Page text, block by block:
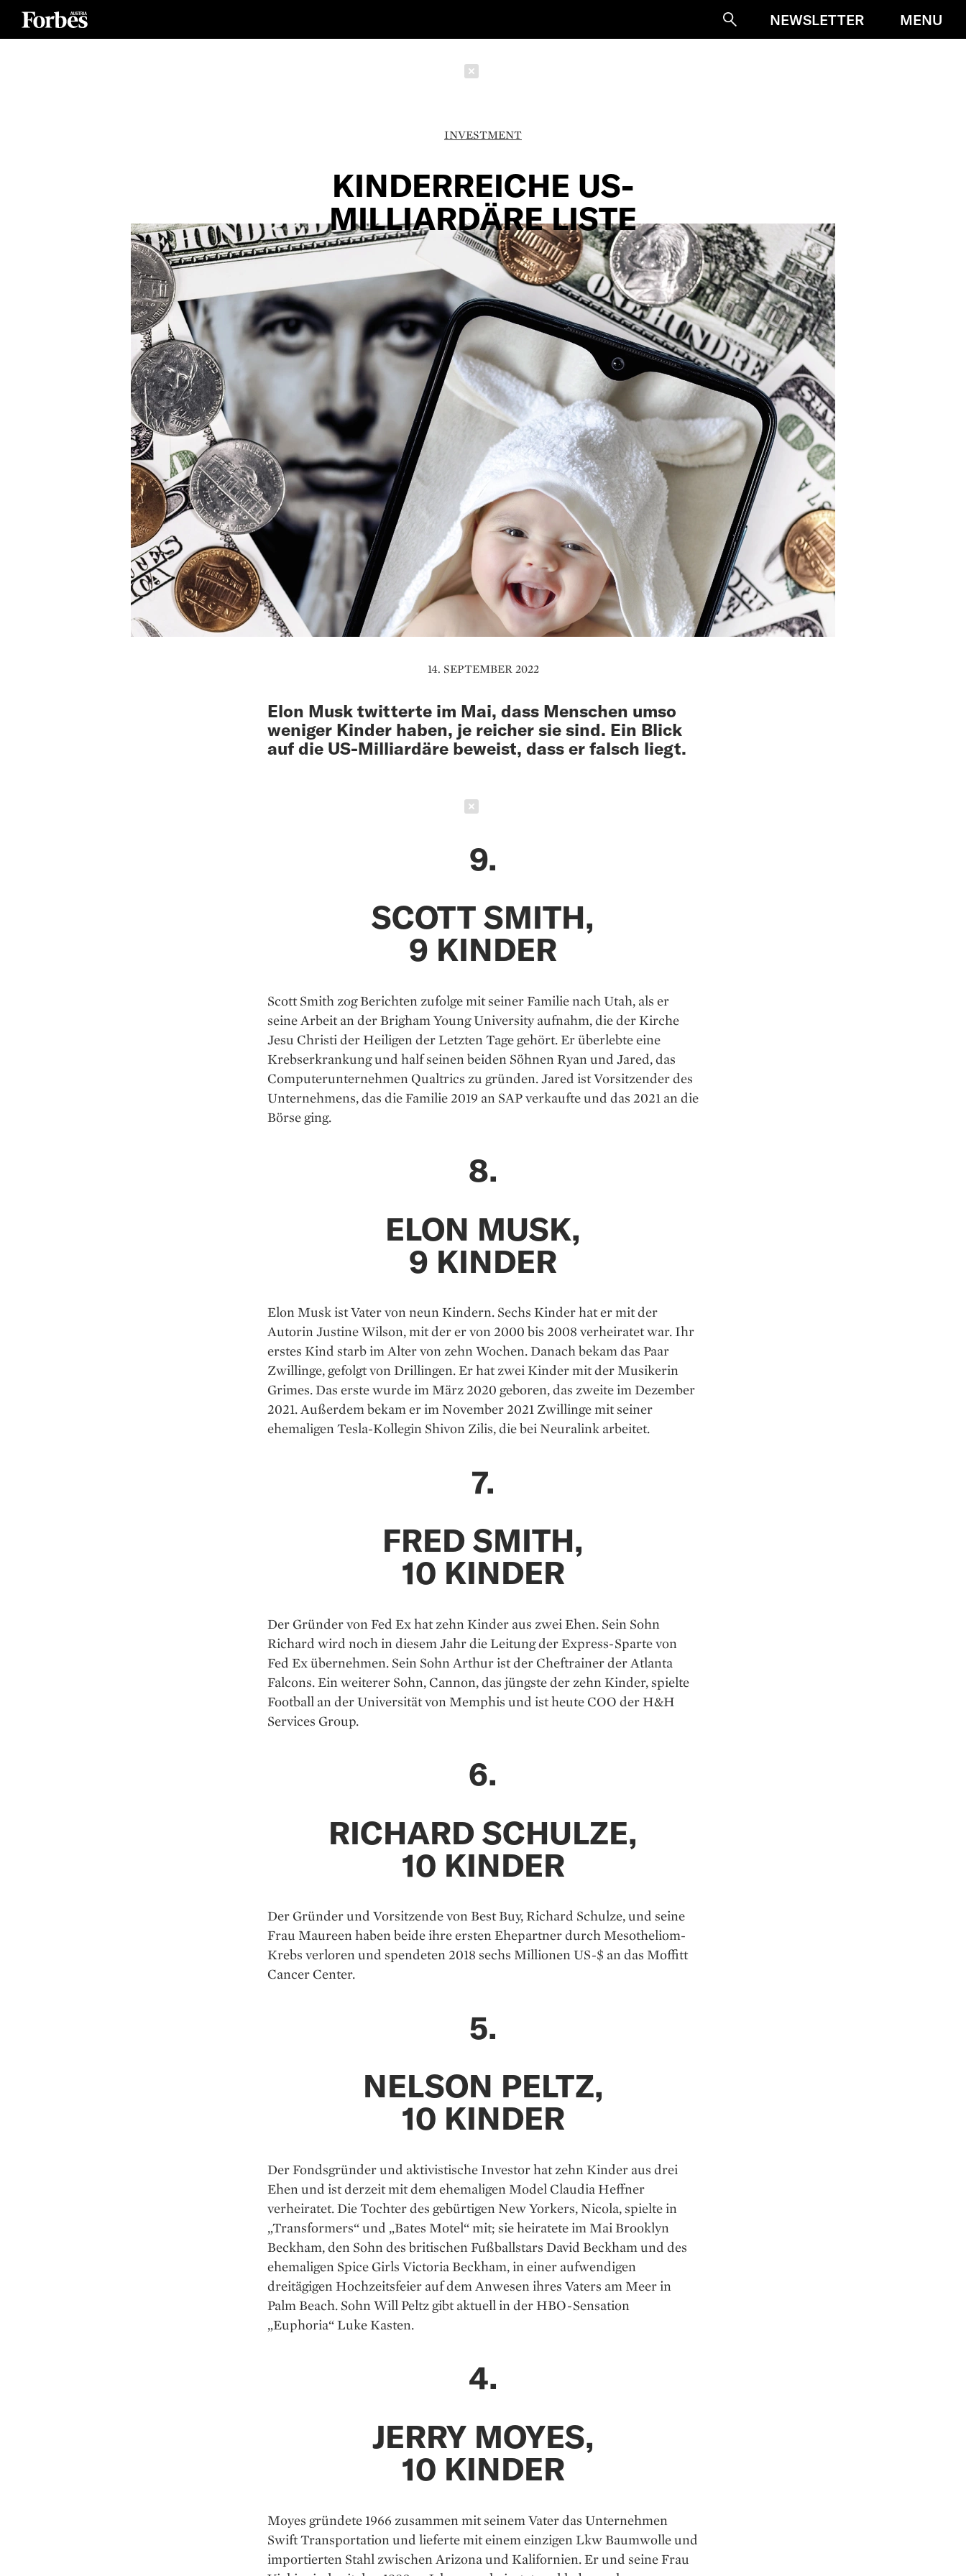
SucheNEWSLETTER MENU
INVESTMENT
KINDERREICHE US-
MILLIARDÄRE LISTE
14. SEPTEMBER 2022
Elon Musk twitterte im Mai, dass Menschen umso
weniger Kinder haben, je reicher sie sind. Ein Blick
auf die US-Milliardäre beweist, dass er falsch liegt.
9.
SCOTT SMITH,
9 KINDER
Scott Smith zog Berichten zufolge mit seiner Familie nach Utah, als er
seine Arbeit an der Brigham Young University aufnahm, die der Kirche
Jesu Christi der Heiligen der Letzten Tage gehört. Er überlebte eine
Krebserkrankung und half seinen beiden Söhnen Ryan und Jared, das
Computerunternehmen Qualtrics zu gründen. Jared ist Vorsitzender des
Unternehmens, das die Familie 2019 an SAP verkaufte und das 2021 an die
Börse ging.
8.
ELON MUSK,
9 KINDER
Elon Musk ist Vater von neun Kindern. Sechs Kinder hat er mit der
Autorin Justine Wilson, mit der er von 2000 bis 2008 verheiratet war. Ihr
erstes Kind starb im Alter von zehn Wochen. Danach bekam das Paar
Zwillinge, gefolgt von Drillingen. Er hat zwei Kinder mit der Musikerin
Grimes. Das erste wurde im März 2020 geboren, das zweite im Dezember
2021. Außerdem bekam er im November 2021 Zwillinge mit seiner
ehemaligen Tesla-Kollegin Shivon Zilis, die bei Neuralink arbeitet.
7.
FRED SMITH,
10 KINDER
Der Gründer von Fed Ex hat zehn Kinder aus zwei Ehen. Sein Sohn
Richard wird noch in diesem Jahr die Leitung der Express-Sparte von
Fed Ex übernehmen. Sein Sohn Arthur ist der Cheftrainer der Atlanta
Falcons. Ein weiterer Sohn, Cannon, das jüngste der zehn Kinder, spielte
Football an der Universität von Memphis und ist heute COO der H&H
Services Group.
6.
RICHARD SCHULZE,
10 KINDER
Der Gründer und Vorsitzende von Best Buy, Richard Schulze, und seine
Frau Maureen haben beide ihre ersten Ehepartner durch Mesotheliom-
Krebs verloren und spendeten 2018 sechs Millionen US-$ an das Moffitt
Cancer Center.
5.
NELSON PELTZ,
10 KINDER
Der Fondsgründer und aktivistische Investor hat zehn Kinder aus drei
Ehen und ist derzeit mit dem ehemaligen Model Claudia Heffner
verheiratet. Die Tochter des gebürtigen New Yorkers, Nicola, spielte in
„Transformers“ und „Bates Motel“ mit; sie heiratete im Mai Brooklyn
Beckham, den Sohn des britischen Fußballstars David Beckham und des
ehemaligen Spice Girls Victoria Beckham, in einer aufwendigen
dreitägigen Hochzeitsfeier auf dem Anwesen ihres Vaters am Meer in
Palm Beach. Sohn Will Peltz gibt aktuell in der HBO-Sensation
„Euphoria“ Luke Kasten.
4.
JERRY MOYES,
10 KINDER
Moyes gründete 1966 zusammen mit seinem Vater das Unternehmen
Swift Transportation und lieferte mit einem einzigen Lkw Baumwolle und
importierten Stahl zwischen Arizona und Kalifornien. Er und seine Frau